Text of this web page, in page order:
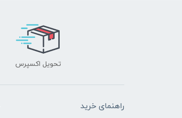
تحویل اکسپرس
راهنمای خرید